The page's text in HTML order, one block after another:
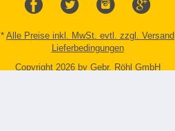
* Alle Preise inkl. MwSt. evtl. zzgl. Versand
Lieferbedingungen
Copyright 2026 by Gebr. Röhl GmbH